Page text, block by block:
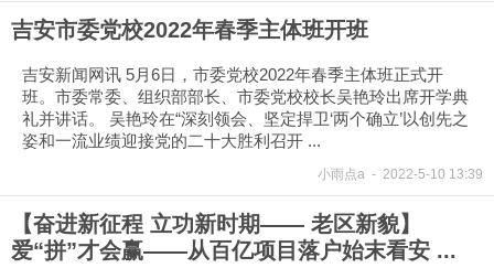
吉安市委党校2022年春季主体班开班
吉安新闻网讯 5月6日，市委党校2022年春季主体班正式开
班。市委常委、组织部部长、市委党校校长吴艳玲出席开学典
礼并讲话。 吴艳玲在“深刻领会、坚定捍卫‘两个确立’以创先之
姿和一流业绩迎接党的二十大胜利召开 ...
小雨点a - 2022-5-10 13:39
【奋进新征程 立功新时期—— 老区新貌】
爱“拼”才会赢——从百亿项目落户始末看安 ...